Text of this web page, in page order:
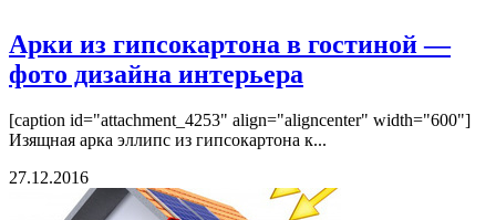
Арки из гипсокартона в гостиной —
фото дизайна интерьера
[caption id="attachment_4253" align="aligncenter" width="600"]
Изящная арка эллипс из гипсокартона к...
27.12.2016